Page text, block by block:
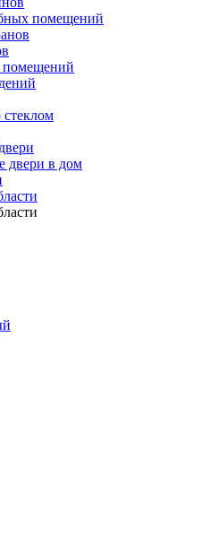
помещений
помещений
стеклом
двери в дом